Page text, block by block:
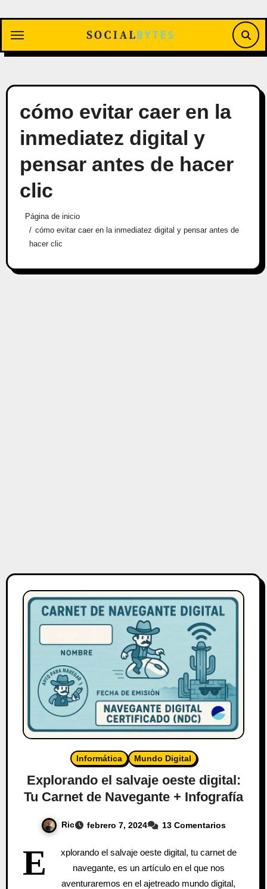
contenido
cómo evitar caer en la
inmediatez digital y
pensar antes de hacer
clic
Página de inicio
cómo evitar caer en la inmediatez digital y pensar antes de
hacer clic
Informática Mundo Digital
Explorando el salvaje oeste digital:
Tu Carnet de Navegante + Infografía
Ric febrero 7, 2024 13 Comentarios
E
xplorando el salvaje oeste digital, tu carnet de
navegante, es un artículo en el que nos
aventuraremos en el ajetreado mundo digital,